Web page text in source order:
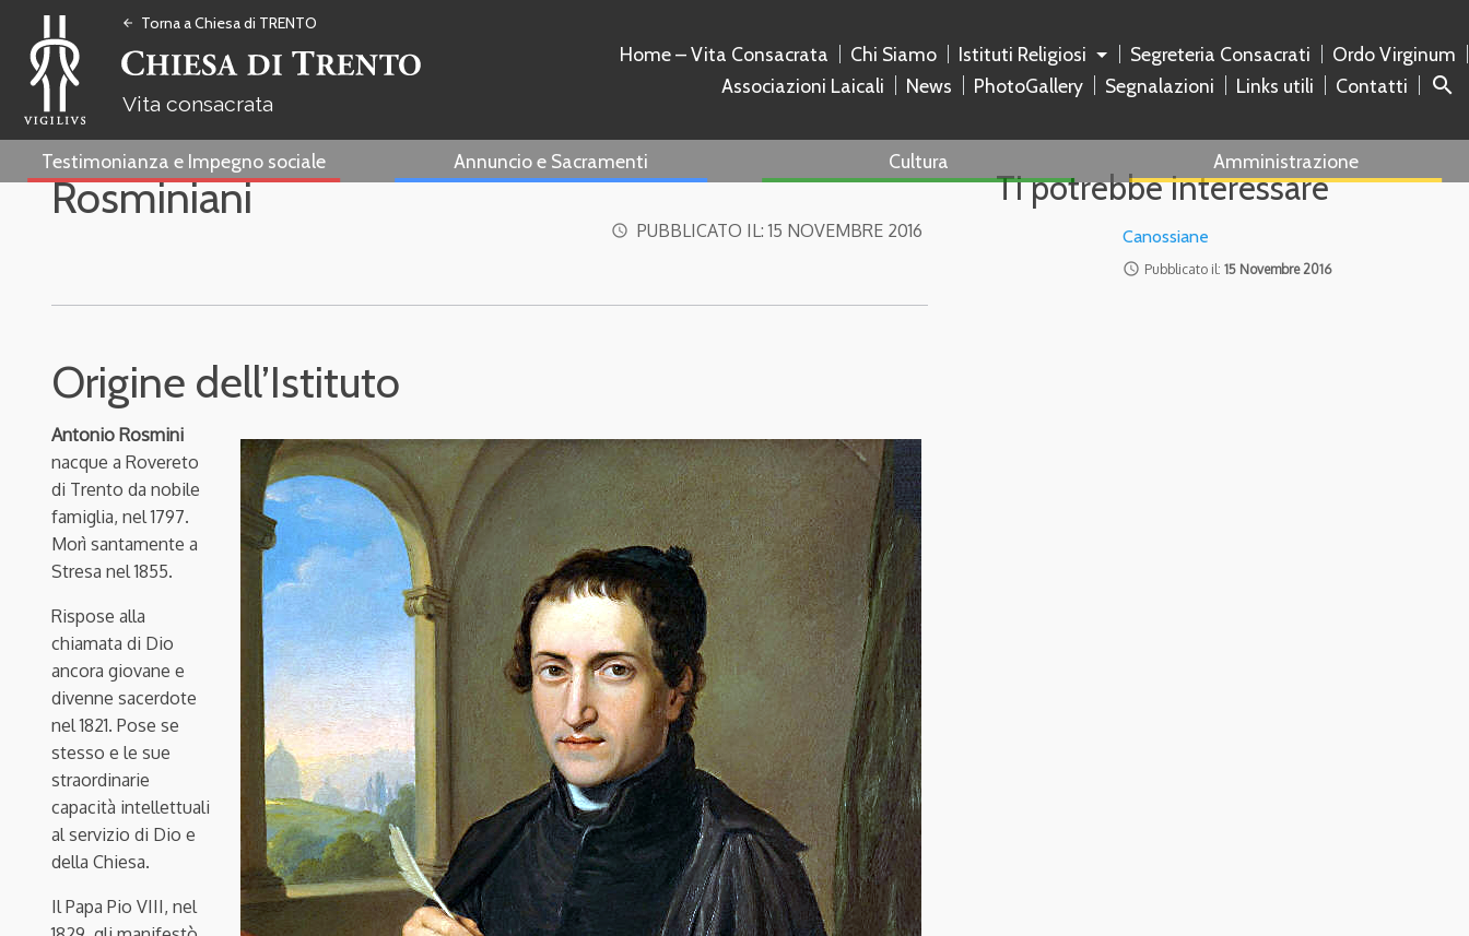
arrow_back Torna a Chiesa di TRENTO
Vita consacrata
Home – Vita Consacrata Chi Siamo Istituti Religiosi Segreteria Consacrati
Ordo Virginum
Associazioni Laicali
News PhotoGallery Segnalazioni Links utili Contatti search
Testimonianza e Impegno sociale Annuncio e Sacramenti Cultura Amministrazione
Rosminiani
access_time PUBBLICATO IL:15 NOVEMBRE 2016
Origine dell’Istituto
Antonio Rosmini
nacque a Rovereto
di Trento da nobile
famiglia, nel 1797.
Morì santamente a
Stresa nel 1855.
Rispose alla
chiamata di Dio
ancora giovane e
divenne sacerdote
nel 1821. Pose se
stesso e le sue
straordinarie
capacità intellettuali
al servizio di Dio e
della Chiesa.
Il Papa Pio VIII, nel
Ti potrebbe interessare
Canossiane
access_time Pubblicato il:15 Novembre 2016